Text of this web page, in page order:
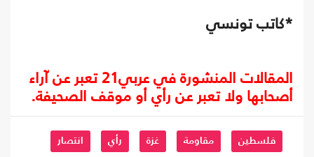
*كاتب تونسي
المقالات المنشورة في عربي21 تعبر عن آراء
أصحابها ولا تعبر عن رأي أو موقف الصحيفة.
فلسطين مقاومة غزة رأي انتصار